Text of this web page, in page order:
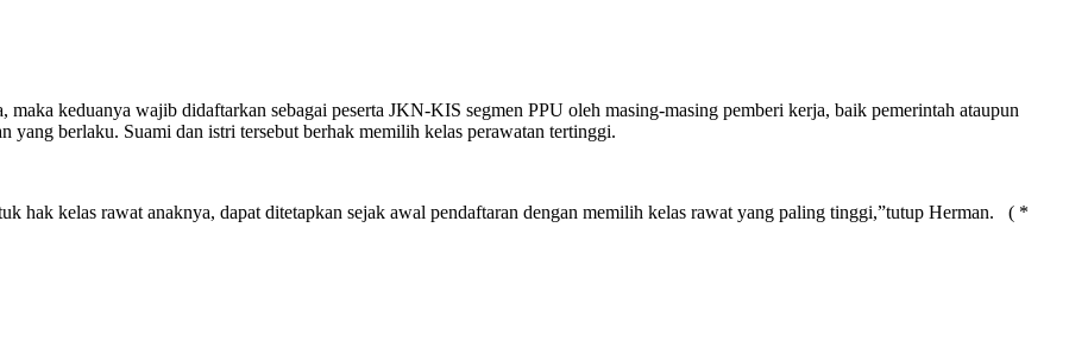
maka keduanya wajib didaftarkan sebagai peserta JKN-KIS segmen PPU oleh masing-masing pemberi kerja, baik pemerintah ataupun
yang berlaku. Suami dan istri tersebut berhak memilih kelas perawatan tertinggi.
hak kelas rawat anaknya, dapat ditetapkan sejak awal pendaftaran dengan memilih kelas rawat yang paling tinggi,”tutup Herman. ( *